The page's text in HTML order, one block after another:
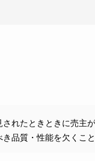
れたときときに売主
品質・性能を欠くこと